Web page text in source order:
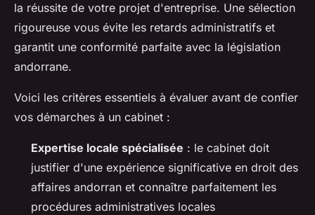
la réussite de votre projet d'entreprise. Une sélection
rigoureuse vous évite les retards administratifs et
garantit une conformité parfaite avec la législation
andorrane.
Voici les critères essentiels à évaluer avant de confier
vos démarches à un cabinet :
Expertise locale spécialisée : le cabinet doit
justifier d'une expérience significative en droit des
affaires andorran et connaître parfaitement les
procédures administratives locales